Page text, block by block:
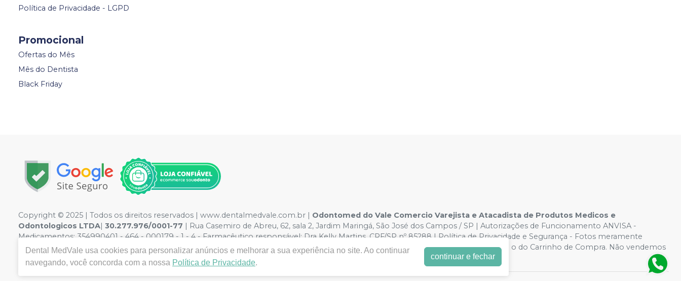
Política de Privacidade - LGPD
Promocional
Ofertas do Mês
Mês do Dentista
Black Friday
Copyright © 2025 | Todos os direitos reservados | www.dentalmedvale.com.br | Odontomed do Vale Comercio Varejista e Atacadista de Produtos Medicos e
Odontologicos LTDA| 30.277.976/0001-77 | Rua Casemiro de Abreu, 62, sala 2, Jardim Maringá, São José dos Campos / SP | Autorizações de Funcionamento ANVISA -
Medicamentos: 354990401 - 464 - 000179 - 1 - 4 - Farmacêutico responsável: Dra Kelly Martins. CRF/SP nº 85288 | Política de Privacidade e Segurança - Fotos meramente
ilustrativas - Os preços e condições da loja virtual estão sujeitos a alterações. Em caso de divergência de preços no site, o valor válido é o do Carrinho de Compra. Não vendemos
por atacado, por isso nos reservamos o direito de não atender compras de grandes volumes pelo site.
Dental MedVale usa cookies para personalizar anúncios e melhorar a sua experiência no site. Ao continuar
navegando, você concorda com a nossa Política de Privacidade.
continuar e fechar